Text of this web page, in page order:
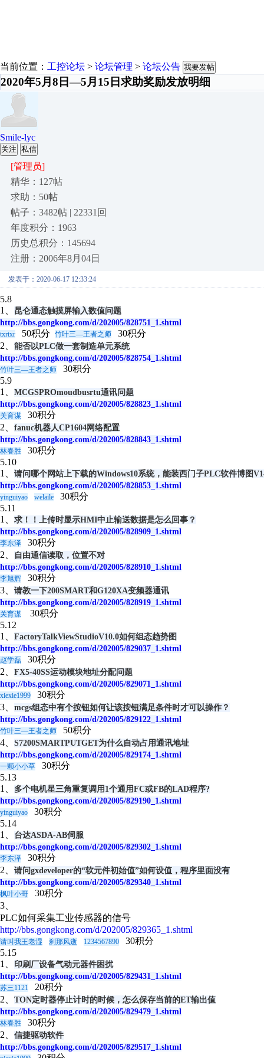
当前位置： 工控论坛 > 论坛管理 > 论坛公告 我要发帖
2020年5月8日—5月15日求助奖励发放明细
Smile-lyc
关注 私信
[管理员]
精华：127帖
求助：50帖
帖子：3482帖 | 22331回
年度积分：1963
历史总积分：145694
注册：2006年8月04日
发表于：2020-06-17 12:33:24
5.8
1、
昆仑通态触摸屏输入数值问题
http://bbs.gongkong.com/d/202005/828751_1.shtml
txrtxr 50积分 竹叶三—王者之师
30积分
2、 能否以PLC做一套制造单元系统
http://bbs.gongkong.com/d/202005/828754_1.shtml
竹叶三—王者之师
30积分
5.9
1、 MCGSPROmoudbusrtu通讯问题
http://bbs.gongkong.com/d/202005/828823_1.shtml
关育谋
30积分
2、 fanuc机器人CP1604网络配置
http://bbs.gongkong.com/d/202005/828843_1.shtml
林春胜
30积分
5.10
1、 请问哪个网站上下载的Windows10系统，能装西门子PLC软件博图
http://bbs.gongkong.com/d/202005/828853_1.shtml
yinguiyao welaile
30积分
5.11
1、 求！！上传时显示HMI中止输送数据是怎么回事？
http://bbs.gongkong.com/d/202005/828909_1.shtml
李东泽
30积分
2、
自由通信读取，位置不对
http://bbs.gongkong.com/d/202005/828910_1.shtml
李旭辉
30积分
3、 请教一下200SMART和G120XA变频器通讯
http://bbs.gongkong.com/d/202005/828919_1.shtml
关育谋
30积分
5.12
1、 FactoryTalkViewStudioV10.0如何组态趋势图
http://bbs.gongkong.com/d/202005/829037_1.shtml
赵学磊
30积分
2、 FX5-40SS运动模块地址分配问题
http://bbs.gongkong.com/d/202005/829071_1.shtml
xiexie1999
30积分
3、 mcgs组态中有个按钮如何让该按钮满足条件时才可以操作？
http://bbs.gongkong.com/d/202005/829122_1.shtml
竹叶三—王者之师
50积分
4、 S7200SMARTPUTGET为什么自动占用通讯地址
http://bbs.gongkong.com/d/202005/829174_1.shtml
一颗小小草
30积分
5.13
1、
多个电机星三角重复调用1个通用FC或FB的LAD程序?
http://bbs.gongkong.com/d/202005/829190_1.shtml
yinguiyao
30积分
5.14
1、
台达ASDA-AB伺服
http://bbs.gongkong.com/d/202005/829302_1.shtml
李东泽
30积分
2、 请问gxdeveloper的“软元件初始值”如何设值，程序里面没有
http://bbs.gongkong.com/d/202005/829340_1.shtml
枫叶小哥
30积分
3、
PLC如何采集工业传感器的信号
http://bbs.gongkong.com/d/202005/829365_1.shtml
请叫我王老湿 刹那风逝 1234567890
30积分
5.15
1、
印刷厂设备气动元器件困扰
http://bbs.gongkong.com/d/202005/829431_1.shtml
苏三1121
20积分
2、 TON定时器停止计时的时候，怎么保存当前的ET输出值
http://bbs.gongkong.com/d/202005/829479_1.shtml
林春胜
30积分
2、 信捷驱动软件
http://bbs.gongkong.com/d/202005/829517_1.shtml